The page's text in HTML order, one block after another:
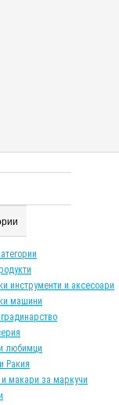
инструменти и аксесоари
машини
любимци
Ракия
и макари за маркучи